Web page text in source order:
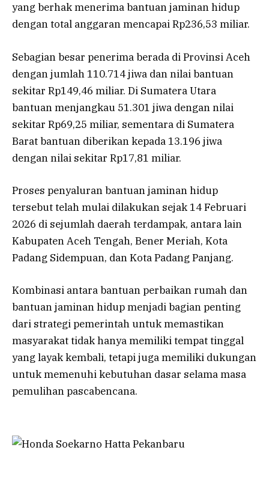
yang berhak menerima bantuan jaminan hidup
dengan total anggaran mencapai Rp236,53 miliar.
Sebagian besar penerima berada di Provinsi Aceh
dengan jumlah 110.714 jiwa dan nilai bantuan
sekitar Rp149,46 miliar. Di Sumatera Utara
bantuan menjangkau 51.301 jiwa dengan nilai
sekitar Rp69,25 miliar, sementara di Sumatera
Barat bantuan diberikan kepada 13.196 jiwa
dengan nilai sekitar Rp17,81 miliar.
Proses penyaluran bantuan jaminan hidup
tersebut telah mulai dilakukan sejak 14 Februari
2026 di sejumlah daerah terdampak, antara lain
Kabupaten Aceh Tengah, Bener Meriah, Kota
Padang Sidempuan, dan Kota Padang Panjang.
Kombinasi antara bantuan perbaikan rumah dan
bantuan jaminan hidup menjadi bagian penting
dari strategi pemerintah untuk memastikan
masyarakat tidak hanya memiliki tempat tinggal
yang layak kembali, tetapi juga memiliki dukungan
untuk memenuhi kebutuhan dasar selama masa
pemulihan pascabencana.